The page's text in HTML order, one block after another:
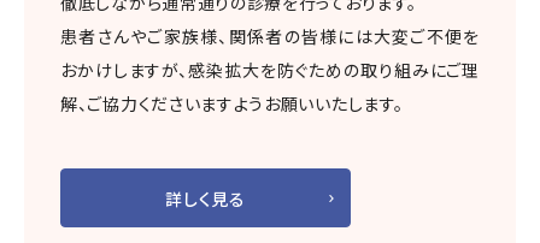
患者さんやご家族様、関係者の皆様には大変ご不便を
おかけしますが、感染拡大を防ぐための取り組みにご理
解、ご協力くださいますようお願いいたします。
詳しく見る